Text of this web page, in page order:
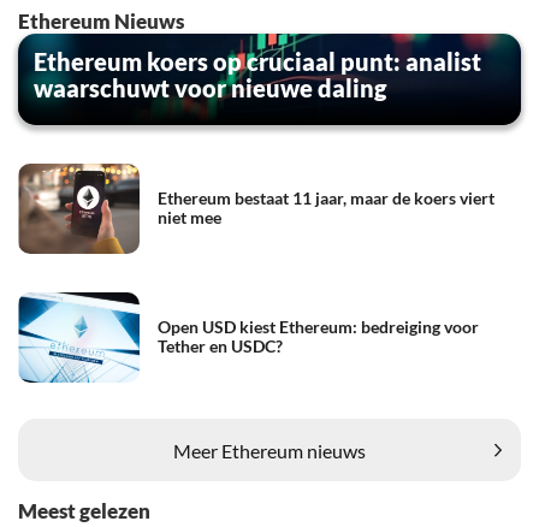
Ethereum Nieuws
Ethereum koers op cruciaal punt: analist
waarschuwt voor nieuwe daling
Ethereum bestaat 11 jaar, maar de koers viert
niet mee
Open USD kiest Ethereum: bedreiging voor
Tether en USDC?
Meer Ethereum nieuws
Meest gelezen